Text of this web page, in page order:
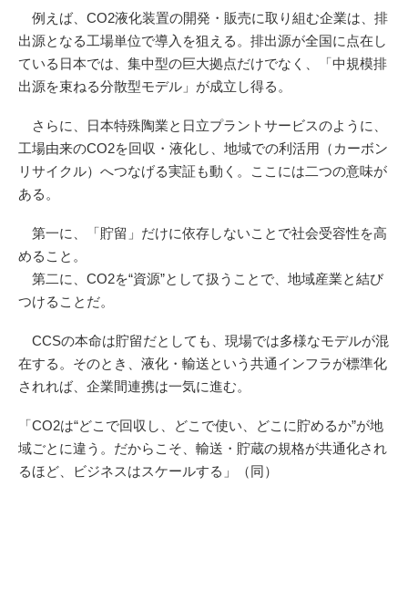
例えば、CO2液化装置の開発・販売に取り組む企業は、排
出源となる工場単位で導入を狙える。排出源が全国に点在し
ている日本では、集中型の巨大拠点だけでなく、「中規模排
出源を束ねる分散型モデル」が成立し得る。
さらに、日本特殊陶業と日立プラントサービスのように、
工場由来のCO2を回収・液化し、地域での利活用（カーボン
リサイクル）へつなげる実証も動く。ここには二つの意味が
ある。
第一に、「貯留」だけに依存しないことで社会受容性を高
めること。
第二に、CO2を“資源”として扱うことで、地域産業と結び
つけることだ。
CCSの本命は貯留だとしても、現場では多様なモデルが混
在する。そのとき、液化・輸送という共通インフラが標準化
されれば、企業間連携は一気に進む。
「CO2は“どこで回収し、どこで使い、どこに貯めるか”が地
域ごとに違う。だからこそ、輸送・貯蔵の規格が共通化され
るほど、ビジネスはスケールする」（同）